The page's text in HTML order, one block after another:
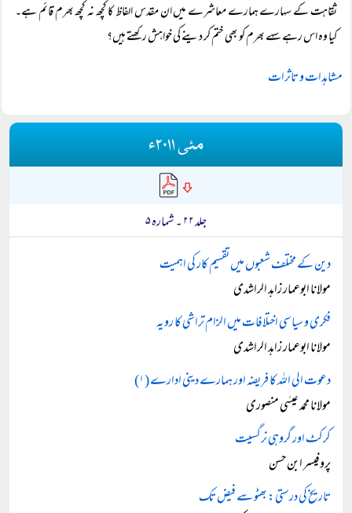
ثقاہت کے سہارے ہمارے معاشرے میں ان مقدس الفاظ کا کچھ نہ کچھ بھرم قائم ہے۔
کیا وہ اس رہے سہے بھرم کو بھی ختم کر دینے کی خواہش رکھتے ہیں؟
مشاہدات و تاثرات
مئی ۲۰۱۱ء
جلد ۲۲ ۔ شمارہ ۵
دین کے مختلف شعبوں میں تقسیم کار کی اہمیت
مولانا ابوعمار زاہد الراشدی
فکری و سیاسی اختلافات میں الزام تراشی کا رویہ
مولانا ابوعمار زاہد الراشدی
دعوت الی اللہ کا فریضہ اور ہمارے دینی ادارے (۱)
مولانا محمد عیسٰی منصوری
کرکٹ اور گروہی نرگسیت
پروفیسر ابن حسن
تاریخ کی درستی: بھٹو سے فیض تک